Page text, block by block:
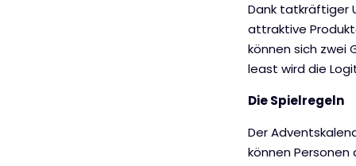
Dank tatkräftiger
attraktive
können sich zwei
least wird die
Die Spielregeln
Der
können Personen